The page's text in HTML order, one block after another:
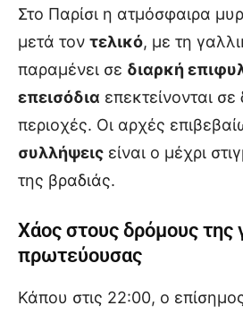
Στο Παρίσι η ατμόσφαιρα
μετά τον τελικό, με τη
παραμένει σε διαρκή
επεισόδια επεκτείνονται
περιοχές. Οι αρχές
συλλήψεις είναι ο μέχρι
της βραδιάς.
Χάος στους δρόμους της
πρωτεύουσας
Κάπου στις 22:00, ο